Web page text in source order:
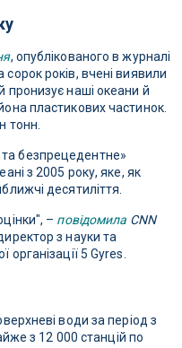
, опублікованого в журналі
років, вчені виявили
пронизує наші океани й
пластикових частинок.
тонн.
безпрецедентне»
з 2005 року, яке, як
десятиліття.
– повідомила CNN
з науки та
організації 5 Gyres.
води за період з
з 12 000 станцій по